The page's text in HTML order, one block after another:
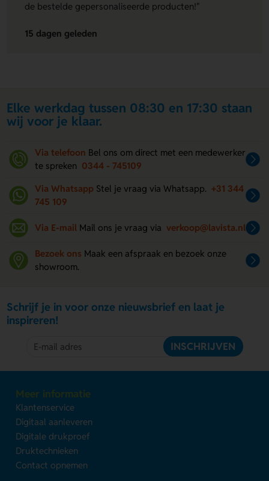
de bestelde gepersonaliseerde producten!"
15 dagen geleden
Elke werkdag tussen 08:30 en 17:30 staan
wij voor je klaar.
Via telefoon Bel ons om direct met een medewerker
te spreken 0344 - 745109
Via Whatsapp Stel je vraag via Whatsapp. +31 344
745 109
Via E-mail Mail ons je vraag via verkoop@lavista.nl
Bezoek ons Maak een afspraak en bezoek onze
showroom.
Schrijf je in voor onze nieuwsbrief en laat je
inspireren!
INSCHRIJVEN
Meer informatie
Klantenservice
Digitaal aanleveren
Digitale drukproef
Druktechnieken
Contact opnemen